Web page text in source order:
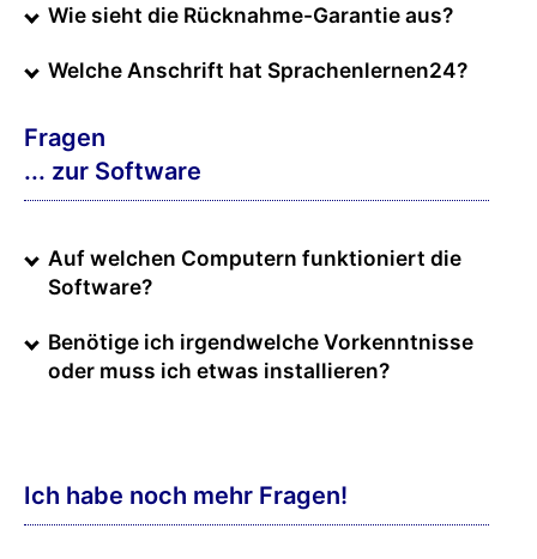
Wie sieht die Rücknahme-Garantie aus?
Welche Anschrift hat Sprachenlernen24?
Fragen
... zur Software
Auf welchen Computern funktioniert die
Software?
Benötige ich irgendwelche Vorkenntnisse
oder muss ich etwas installieren?
Ich habe noch mehr Fragen!